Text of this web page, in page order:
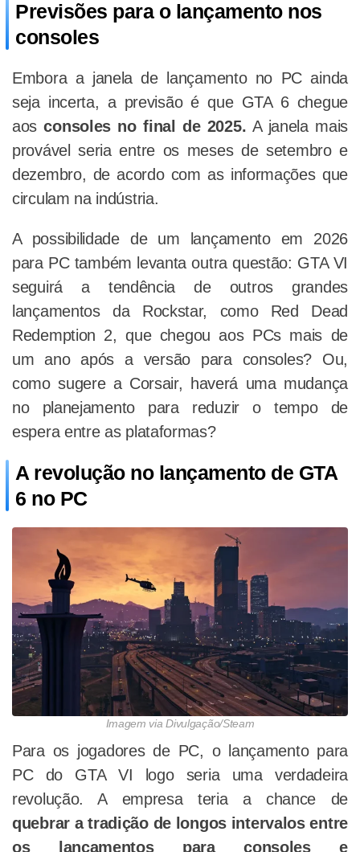
Previsões para o lançamento nos
consoles
Embora a janela de lançamento no PC ainda
seja incerta, a previsão é que GTA 6 chegue
aos consoles no final de 2025. A janela mais
provável seria entre os meses de setembro e
dezembro, de acordo com as informações que
circulam na indústria.
A possibilidade de um lançamento em 2026
para PC também levanta outra questão: GTA VI
seguirá a tendência de outros grandes
lançamentos da Rockstar, como Red Dead
Redemption 2, que chegou aos PCs mais de
um ano após a versão para consoles? Ou,
como sugere a Corsair, haverá uma mudança
no planejamento para reduzir o tempo de
espera entre as plataformas?
A revolução no lançamento de GTA
6 no PC
Imagem via Divulgação/Steam
Para os jogadores de PC, o lançamento para
PC do GTA VI logo seria uma verdadeira
revolução. A empresa teria a chance de
quebrar a tradição de longos intervalos entre
os lançamentos para consoles e